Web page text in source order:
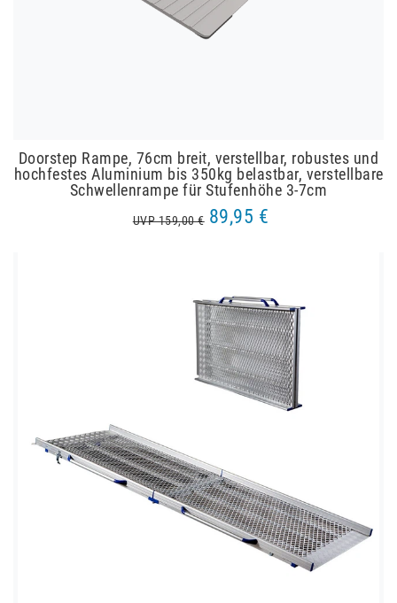
Doorstep Rampe, 76cm breit, verstellbar, robustes und
hochfestes Aluminium bis 350kg belastbar, verstellbare
Schwellenrampe für Stufenhöhe 3-7cm
UVP 159,00 € 89,95 €